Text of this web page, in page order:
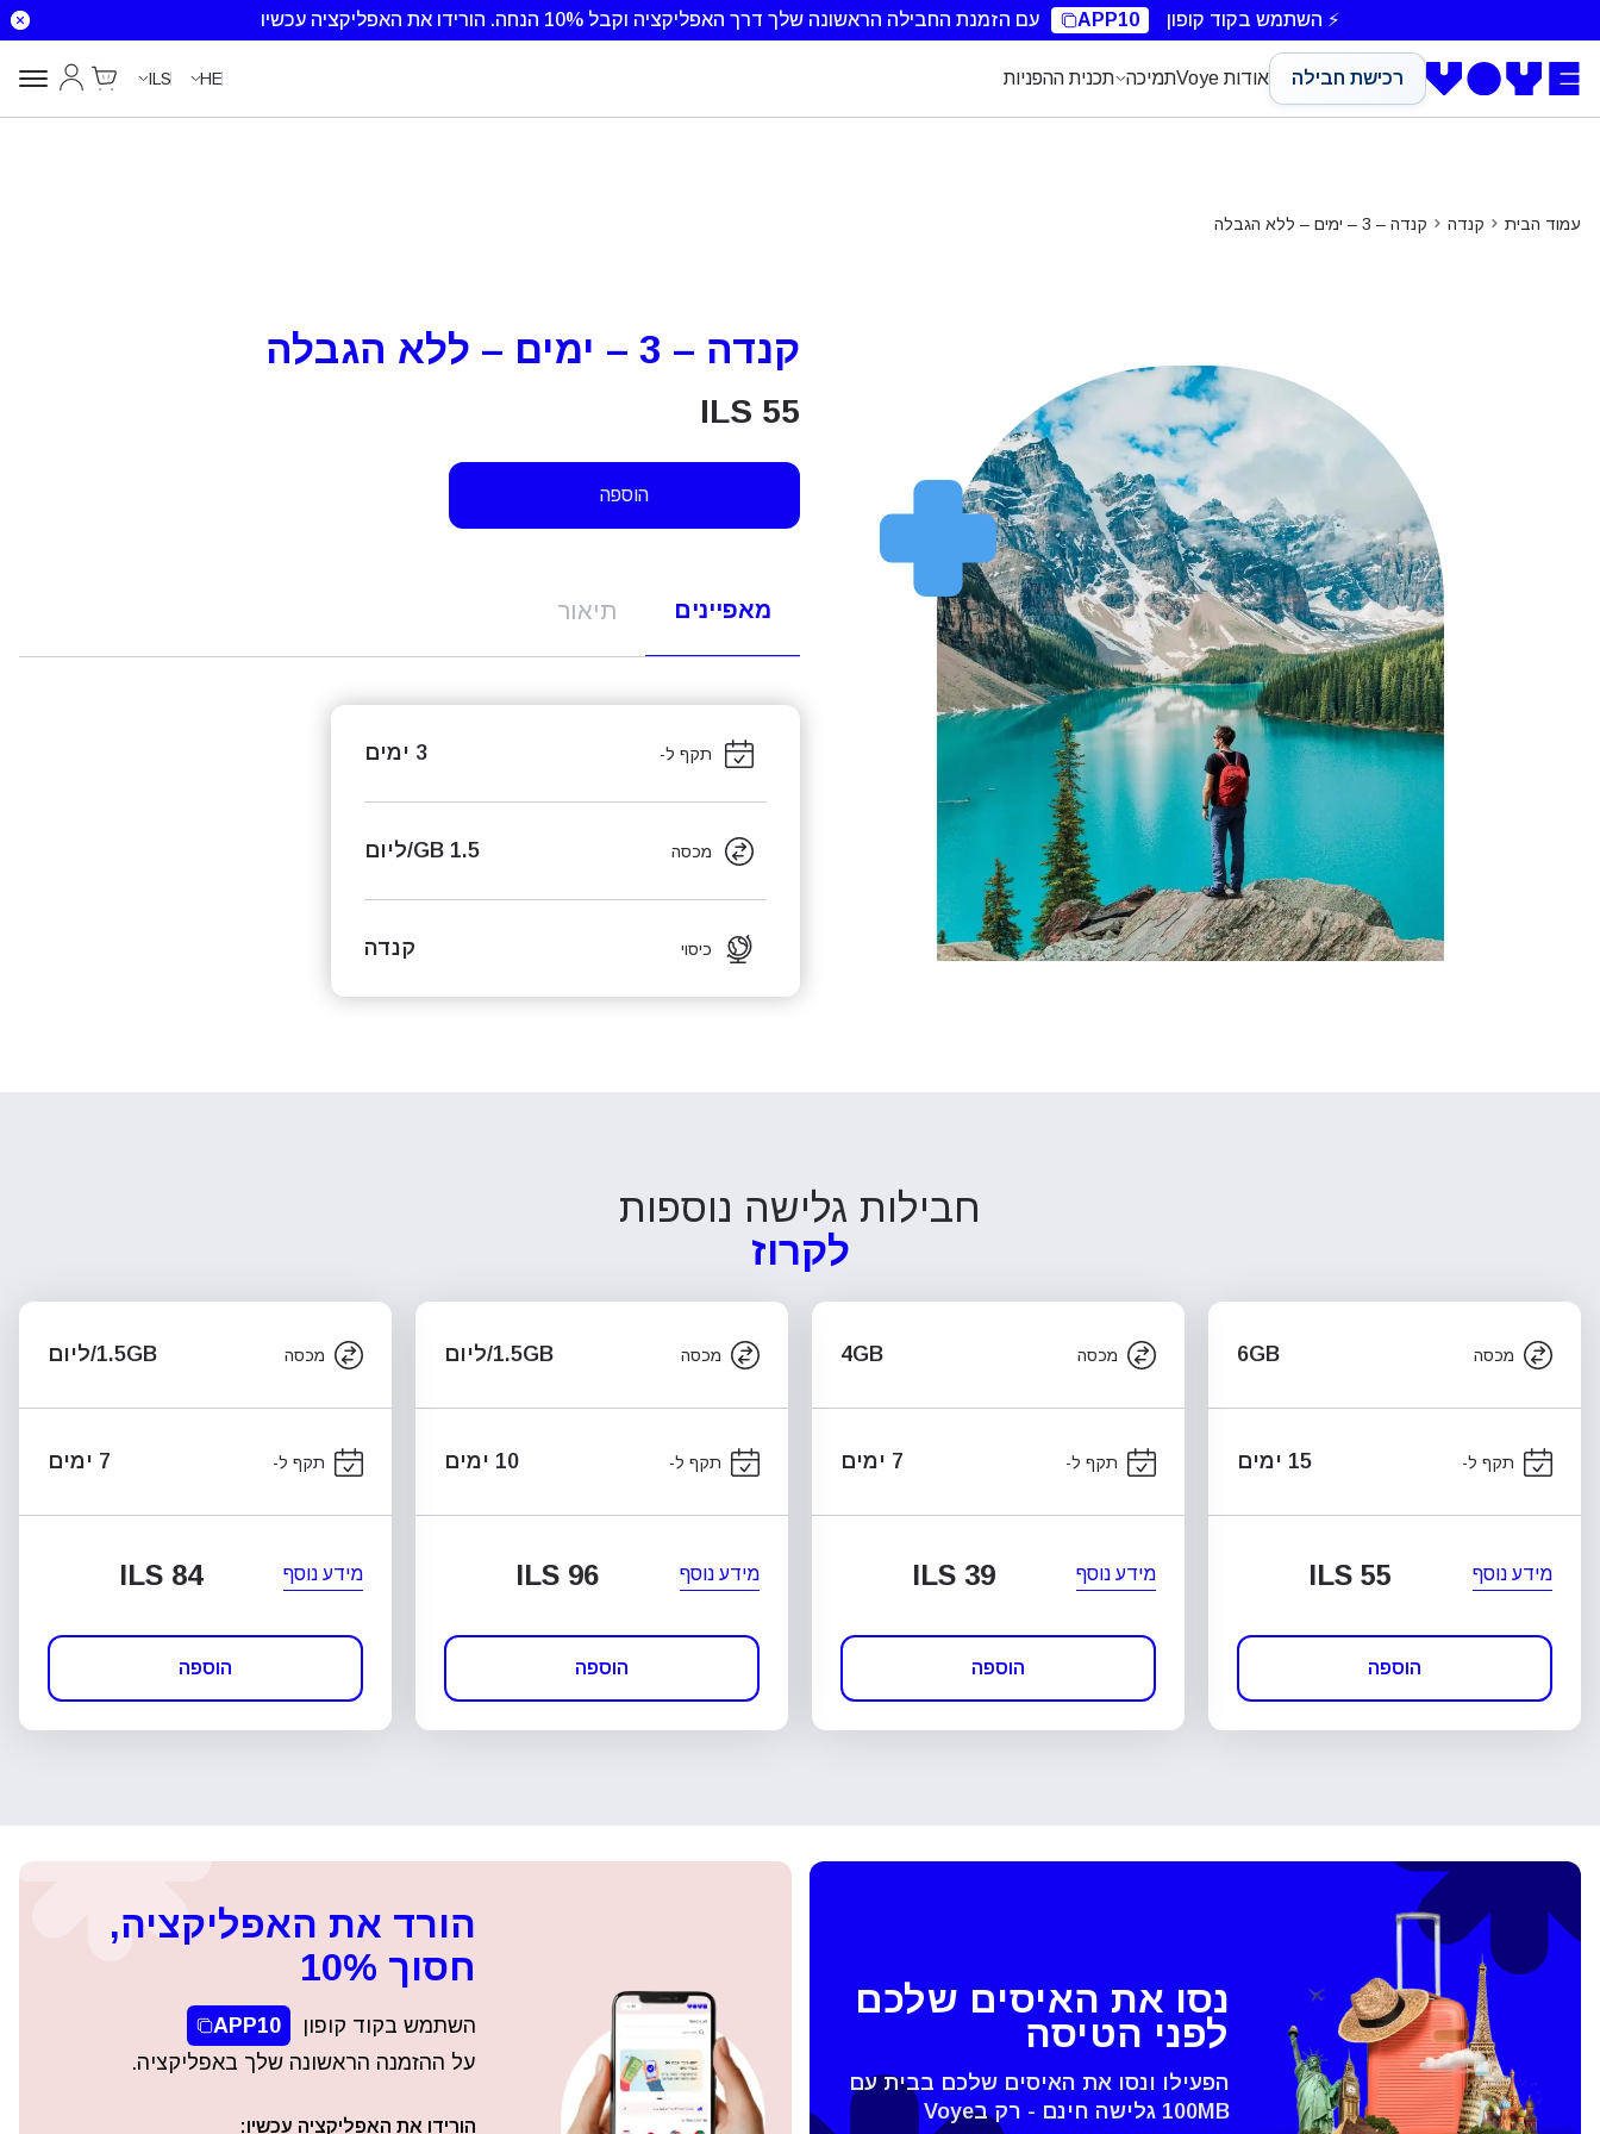
⚡ השתמש בקוד קופון APP10 עם הזמנת החבילה הראשונה שלך דרך האפליקציה וקבל 10% הנחה. הורידו את האפליקציה עכשיו
רכישת חבילה אודות Voye תמיכה תכנית ההפניות HE
ILS
Cart
החשבון
עמוד הבית קנדה קנדה – 3 – ימים – ללא הגבלה
קנדה – 3 – ימים – ללא הגבלה
ILS 55
הוספה
מאפיינים תיאור
תקף ל- 3 ימים
מכסה 1.5 GB/ליום
כיסוי קנדה
חבילות גלישה נוספות
לקרוז
מכסה 6GB
תקף ל- 15 ימים
מידע נוסף ILS 55
הוספה
מכסה 4GB
תקף ל- 7 ימים
מידע נוסף ILS 39
הוספה
מכסה 1.5GB/ליום
תקף ל- 10 ימים
מידע נוסף ILS 96
הוספה
מכסה 1.5GB/ליום
תקף ל- 7 ימים
מידע נוסף ILS 84
הוספה
סגירת החלונית
נסו את האיסים שלכם
לפני הטיסה
הפעילו ונסו את האיסים שלכם בבית עם
100MB גלישה חינם - רק בVoye
הורד את האפליקציה,
חסוך 10%
השתמש בקוד קופון
APP10
על ההזמנה הראשונה שלך באפליקציה.
הורידו את האפליקציה עכשיו: